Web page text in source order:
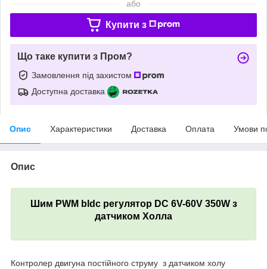
або
Купити з
Що таке купити з Пром?
Замовлення під захистом
Доступна доставка
Опис Характеристики Доставка Оплата Умови
Опис
Шим PWM bldc регулятор DC 6V-60V 350W з
датчиком Холла
Контролер двигуна постійного струму з датчиком холу